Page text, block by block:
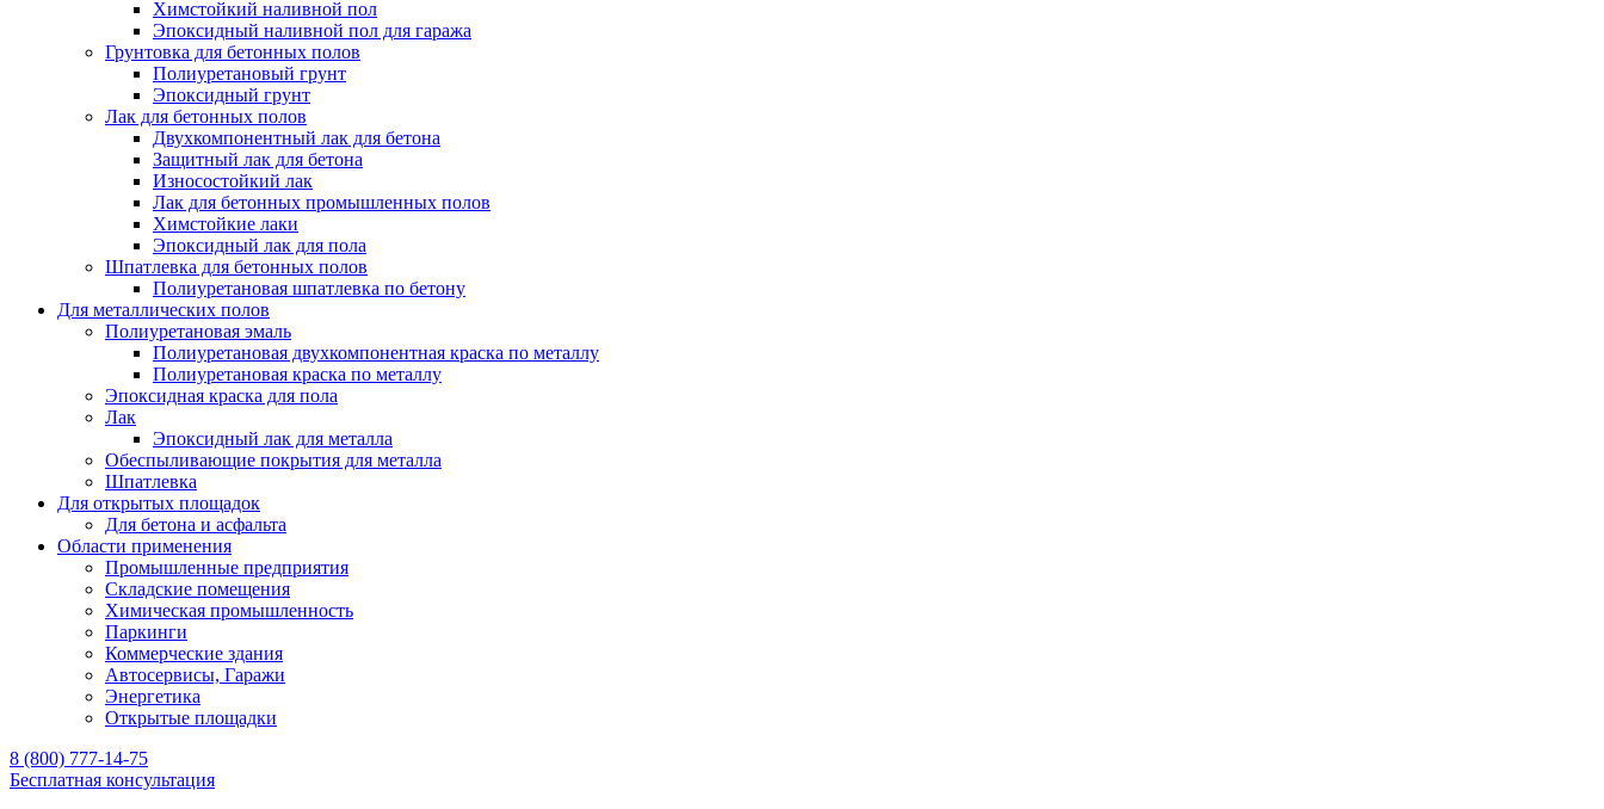
Химстойкий наливной пол
Эпоксидный наливной пол для гаража
Грунтовка для бетонных полов
Полиуретановый грунт
Эпоксидный грунт
Лак для бетонных полов
Двухкомпонентный лак для бетона
Защитный лак для бетона
Износостойкий лак
Лак для бетонных промышленных полов
Химстойкие лаки
Эпоксидный лак для пола
Шпатлевка для бетонных полов
Полиуретановая шпатлевка по бетону
Для металлических полов
Полиуретановая эмаль
Полиуретановая двухкомпонентная краска по металлу
Полиуретановая краска по металлу
Эпоксидная краска для пола
Лак
Эпоксидный лак для металла
Обеспыливающие покрытия для металла
Шпатлевка
Для открытых площадок
Для бетона и асфальта
Области применения
Промышленные предприятия
Складские помещения
Химическая промышленность
Паркинги
Коммерческие здания
Автосервисы, Гаражи
Энергетика
Открытые площадки
8 (800) 777-14-75
Бесплатная консультация